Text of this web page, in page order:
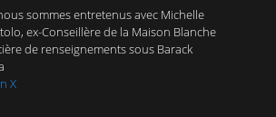
sommes entretenus avec Michelle
ex-Conseillère de la Maison Blanche
de renseignements sous Barack
X